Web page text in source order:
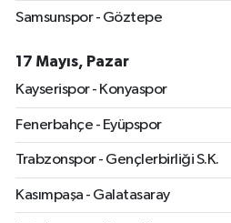
Samsunspor - Göztepe
17 Mayıs, Pazar
Kayserispor - Konyaspor
Fenerbahçe - Eyüpspor
Trabzonspor - Gençlerbirliği S.K.
Kasımpaşa - Galatasaray